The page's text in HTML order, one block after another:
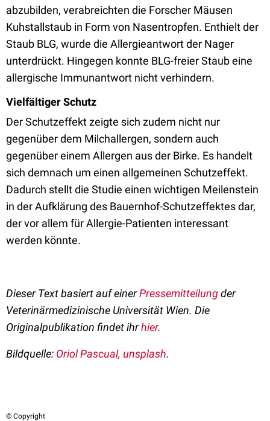
abzubilden, verabreichten die Forscher Mäusen
Kuhstallstaub in Form von Nasentropfen. Enthielt der
Staub BLG, wurde die Allergieantwort der Nager
unterdrückt. Hingegen konnte BLG-freier Staub eine
allergische Immunantwort nicht verhindern.
Vielfältiger Schutz
Der Schutzeffekt zeigte sich zudem nicht nur
gegenüber dem Milchallergen, sondern auch
gegenüber einem Allergen aus der Birke. Es handelt
sich demnach um einen allgemeinen Schutzeffekt.
Dadurch stellt die Studie einen wichtigen Meilenstein
in der Aufklärung des Bauernhof-Schutzeffektes dar,
der vor allem für Allergie-Patienten interessant
werden könnte.
Dieser Text basiert auf einerPressemitteilungder
Veterinärmedizinische Universität Wien. Die
Originalpublikation findet ihrhier.
Bildquelle: Oriol Pascual, unsplash.
© Copyright